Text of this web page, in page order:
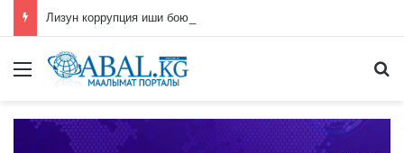
Лизун коррупция иши боюнча СИЗОго камакка алынды
Меню